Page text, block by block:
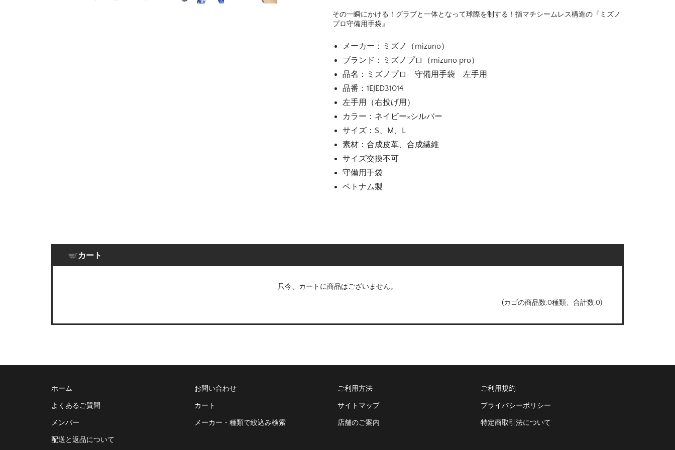
その一瞬にかける！グラブと一体となって球際を制する！指マチシームレス構造の『ミズノ
プロ守備用手袋』
メーカー：ミズノ（mizuno）
ブランド：ミズノプロ（mizuno pro）
品名：ミズノプロ 守備用手袋 左手用
品番：1EJED31014
左手用（右投げ用）
カラー：ネイビー×シルバー
サイズ：S、M、L
素材：合成皮革、合成繊維
サイズ交換不可
守備用手袋
ベトナム製
カート
只今、カートに商品はございません。
(カゴの商品数:0種類、合計数:0)
ホーム お問い合わせ ご利用方法 ご利用規約
よくあるご質問 カート サイトマップ プライバシーポリシー
メンバー メーカー・種類で絞込み検索 店舗のご案内 特定商取引法について
配送と返品について